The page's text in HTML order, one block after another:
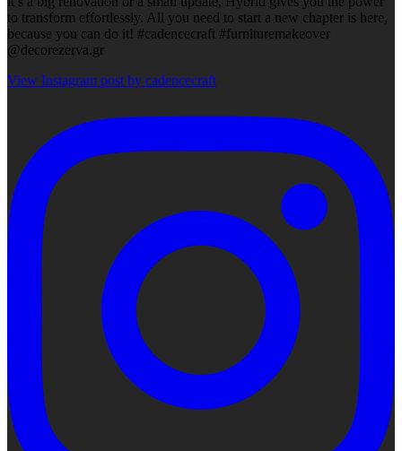
to transform effortlessly. All you need to start a new chapter is here,
because you can do it! #cadencecraft #furnituremakeover
@decorezerva.gr
View Instagram post by cadencecraft